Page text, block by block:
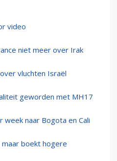
­video
niet meer over Irak
vluchten Israël
geworden met MH17
week naar Bogota en Cali
boekt hogere